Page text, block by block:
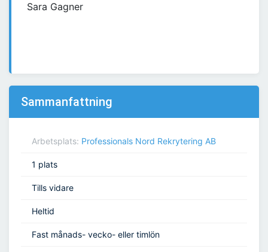
Sara Gagner
Sammanfattning
Arbetsplats: Professionals Nord Rekrytering AB
1 plats
Tills vidare
Heltid
Fast månads- vecko- eller timlön